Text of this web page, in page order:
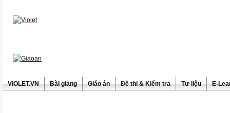
ViOLET.VN Bài giảng Giáo án Đề thi & Kiểm tra Tư liệu E-